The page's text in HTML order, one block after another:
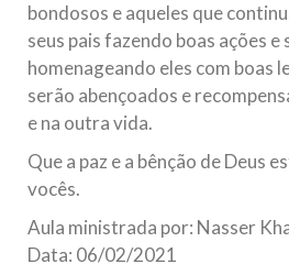
bondosos e aqueles que
seus pais fazendo boas ações e
homenageando eles com boas
serão abençoados e
e na outra vida.
Que a paz e a bênção de Deus
vocês.
Aula ministrada por: Nasser
Data: 06/02/2021